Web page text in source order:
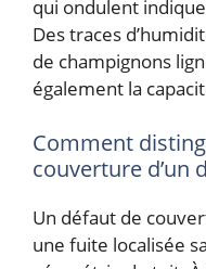
qui ondulent
Des traces
de champignons
également la
Comment
couverture d’un
Un défaut de
une fuite localisée